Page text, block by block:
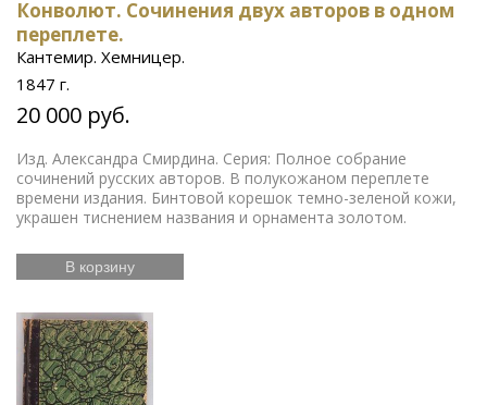
Конволют. Сочинения двух авторов в одном
переплете.
Кантемир. Хемницер.
1847 г.
20 000 руб.
Изд. Александра Смирдина. Серия: Полное собрание
сочинений русских авторов. В полукожаном переплете
времени издания. Бинтовой корешок темно-зеленой кожи,
украшен тиснением названия и орнамента золотом.
В корзину